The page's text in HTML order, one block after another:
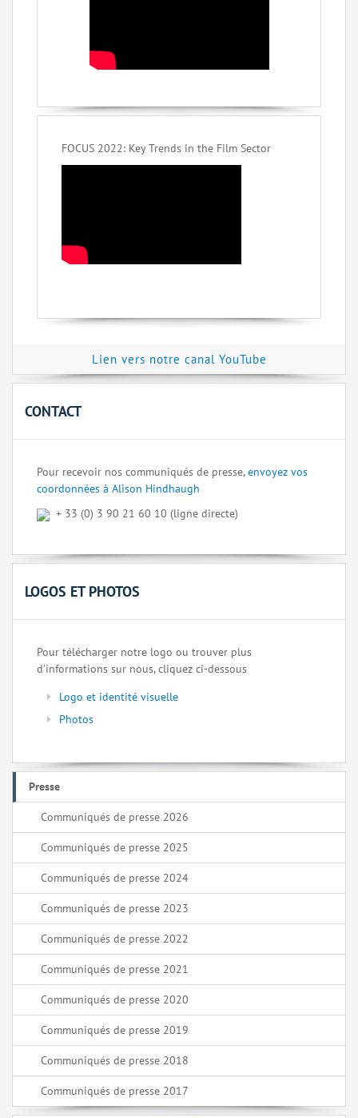
FOCUS 2022: Key Trends in the Film Sector
Lien vers notre canal YouTube
CONTACT
Pour recevoir nos communiqués de presse,envoyez vos
coordonnées à Alison Hindhaugh
+ 33 (0) 3 90 21 60 10 (ligne directe)
LOGOS ET PHOTOS
Pour télécharger notre logo ou trouver plus
d’informations sur nous, cliquez ci-dessous
Logo et identité visuelle
Photos
Presse
Communiqués de presse 2026
Communiqués de presse 2025
Communiqués de presse 2024
Communiqués de presse 2023
Communiqués de presse 2022
Communiqués de presse 2021
Communiqués de presse 2020
Communiqués de presse 2019
Communiqués de presse 2018
Communiqués de presse 2017